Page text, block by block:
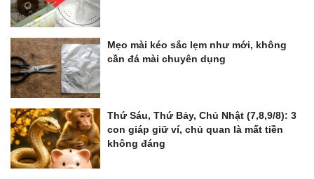
Mẹo mài kéo sắc lẹm như mới, không
cần đá mài chuyên dụng
Thứ Sáu, Thứ Bảy, Chủ Nhật (7,8,9/8): 3
con giáp giữ ví, chủ quan là mất tiền
không đáng